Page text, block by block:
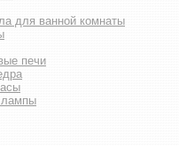
для ванной комнаты
печи
лампы